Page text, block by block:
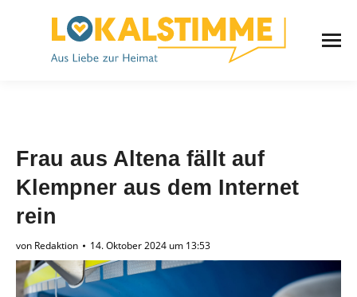
Frau aus Altena fällt auf
Klempner aus dem Internet
rein
von Redaktion 14. Oktober 2024 um 13:53